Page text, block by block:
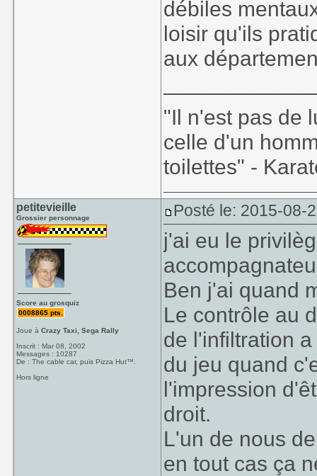
débiles
loisir qu'ils
aux
"Il n'est pas de
celle d'un
toilettes" -
petitevieille
Grossier personnage
Score au grosquiz
0008865 pts.
Joue àCrazy Taxi, Sega Rally
Inscrit : Mar 08, 2002
Messages : 10287
De : The cable car, puis Pizza Hut™.
Hors ligne
Posté le: 2015-08-
j'ai eu le
Ben j'ai quand
Le contrôle au
de l'infiltration
du jeu quand
l'impression
droit.
L'un de nous
en tout cas ça